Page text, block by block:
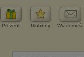
Prezent Ulubiony Wiadomość